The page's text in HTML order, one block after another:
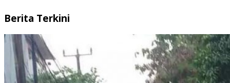
Berita Terkini